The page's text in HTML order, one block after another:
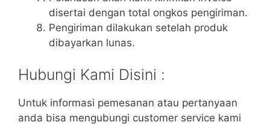
disertai dengan total ongkos pengiriman.
Pengiriman dilakukan setelah produk
dibayarkan lunas.
Hubungi Kami Disini :
Untuk informasi pemesanan atau pertanyaan
anda bisa mengubungi customer service kami